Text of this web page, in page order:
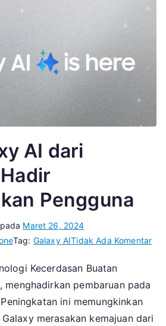
AI dari
Pengguna
Maret 26, 2024
Tag: Galaxy AITidak Ada Komentar
Kecerdasan Buatan
menghadirkan pembaruan pada
ini memungkinkan
merasakan kemajuan dari